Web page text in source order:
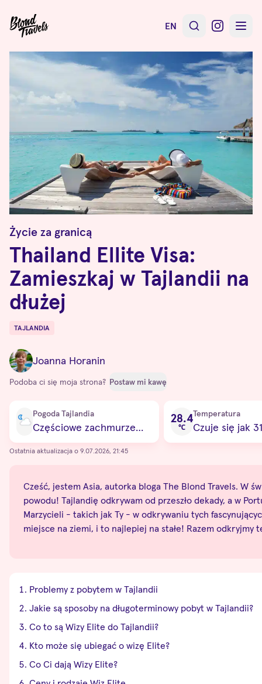
EN
Życie za granicą
Thailand Ellite Visa:
Zamieszkaj w Tajlandii na
dłużej
Destinations
TAJLANDIA
Joanna Horanin
Podoba ci się moja strona? Postaw mi kawę
Pogoda Tajlandia
Częściowe zachmurzenie
28.4
℃
Temperatura
Czuje się jak
Ostatnia aktualizacja o 9.07.2026, 21:45
Cześć, jestem Asia, autorka bloga The Blond Travels. W
powodu! Tajlandię odkrywam od przeszło dekady, a w
Marzycieli - takich jak Ty - w odkrywaniu tych
miejsce na ziemi, i to najlepiej na stałe! Razem odkryjmy
Problemy z pobytem w Tajlandii
Jakie są sposoby na długoterminowy pobyt w Tajlandii?
Co to są Wizy Elite do Tajlandii?
Kto może się ubiegać o wizę Elite?
Co Ci dają Wizy Elite?